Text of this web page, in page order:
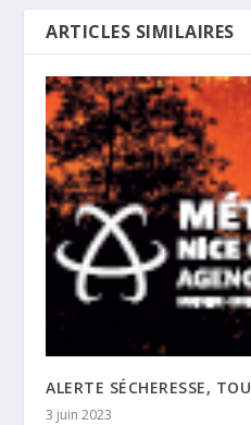
ARTICLES SIMILAIRES
ALERTE SÉCHERESSE,
3 juin 2023